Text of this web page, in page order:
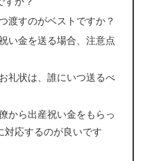
渡すのがベストですか？
い金を送る場合、注意点
礼状は、誰にいつ送るべ
から出産祝い金をもらっ
対応するのが良いです